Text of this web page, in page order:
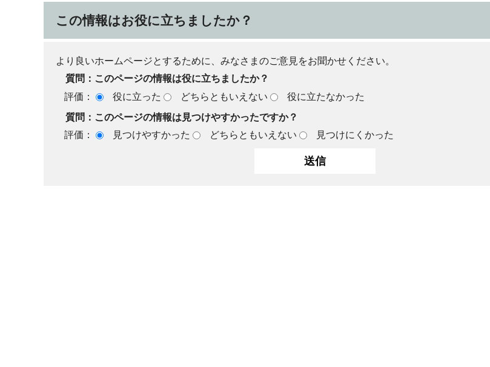
この情報はお役に立ちましたか？
より良いホームページとするために、みなさまのご意見をお聞かせください。
質問：このページの情報は役に立ちましたか？
評価：
役に立った どちらともいえない
役に立たなかった
質問：このページの情報は見つけやすかったですか？
評価：
見つけやすかった どちらともいえない 見つけにくかった